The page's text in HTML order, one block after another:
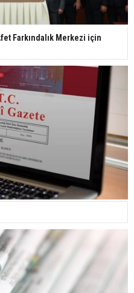
Mahmut Tuncer estetik operasyon
gündem oldu
milyar lira seyahat harcaması
Bakanlığı duyurdu: Vahşetin
salgın vaka tespit edildi
Farkındalık Merkezi için